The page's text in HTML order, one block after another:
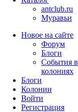
antclub.ru
Муравьи
Новое на сайте
Форум
Блоги
События в
колониях
Блоги
Колонии
Войти
Peгиcтpaция